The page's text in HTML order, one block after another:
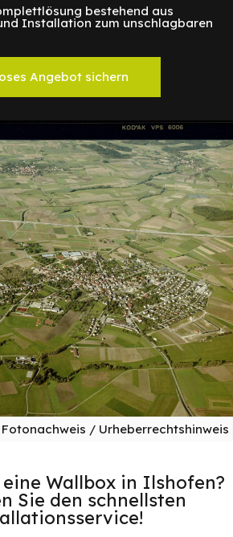
bestehend aus
Installation zum unschlagbaren
Angebot sichern
Fotonachweis / Urheberrechtshinweis
Wallbox in Ilshofen?
Sie den schnellsten